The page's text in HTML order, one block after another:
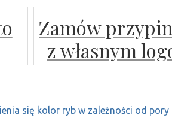
nowoczesne
rozwiązania
budowlane
Zamów
z własnym
nazwą firmy
się kolor ryb w zależności od pory